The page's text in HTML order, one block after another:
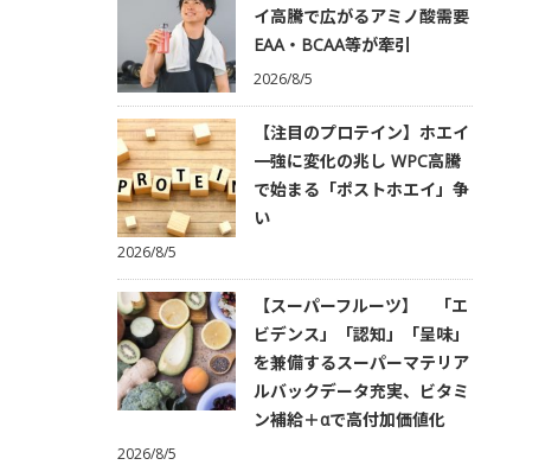
イ高騰で広がるアミノ酸需要
EAA・BCAA等が牽引
2026/8/5
【注目のプロテイン】ホエイ
一強に変化の兆し WPC高騰
で始まる「ポストホエイ」争
い
2026/8/5
【スーパーフルーツ】 「エ
ビデンス」「認知」「呈味」
を兼備するスーパーマテリア
ルバックデータ充実、ビタミ
ン補給＋αで高付加価値化
2026/8/5